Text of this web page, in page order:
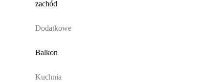
zachód
Dodatkowe
Balkon
Kuchnia